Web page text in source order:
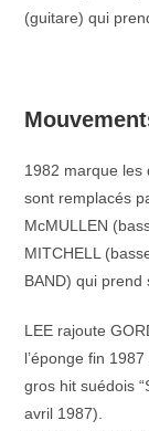
(guitare) qui
1982 marque les
sont remplacés
McMULLEN
MITCHELL
BAND) qui prend
LEE rajoute
l’éponge fin
gros hit suédois
avril 1987).